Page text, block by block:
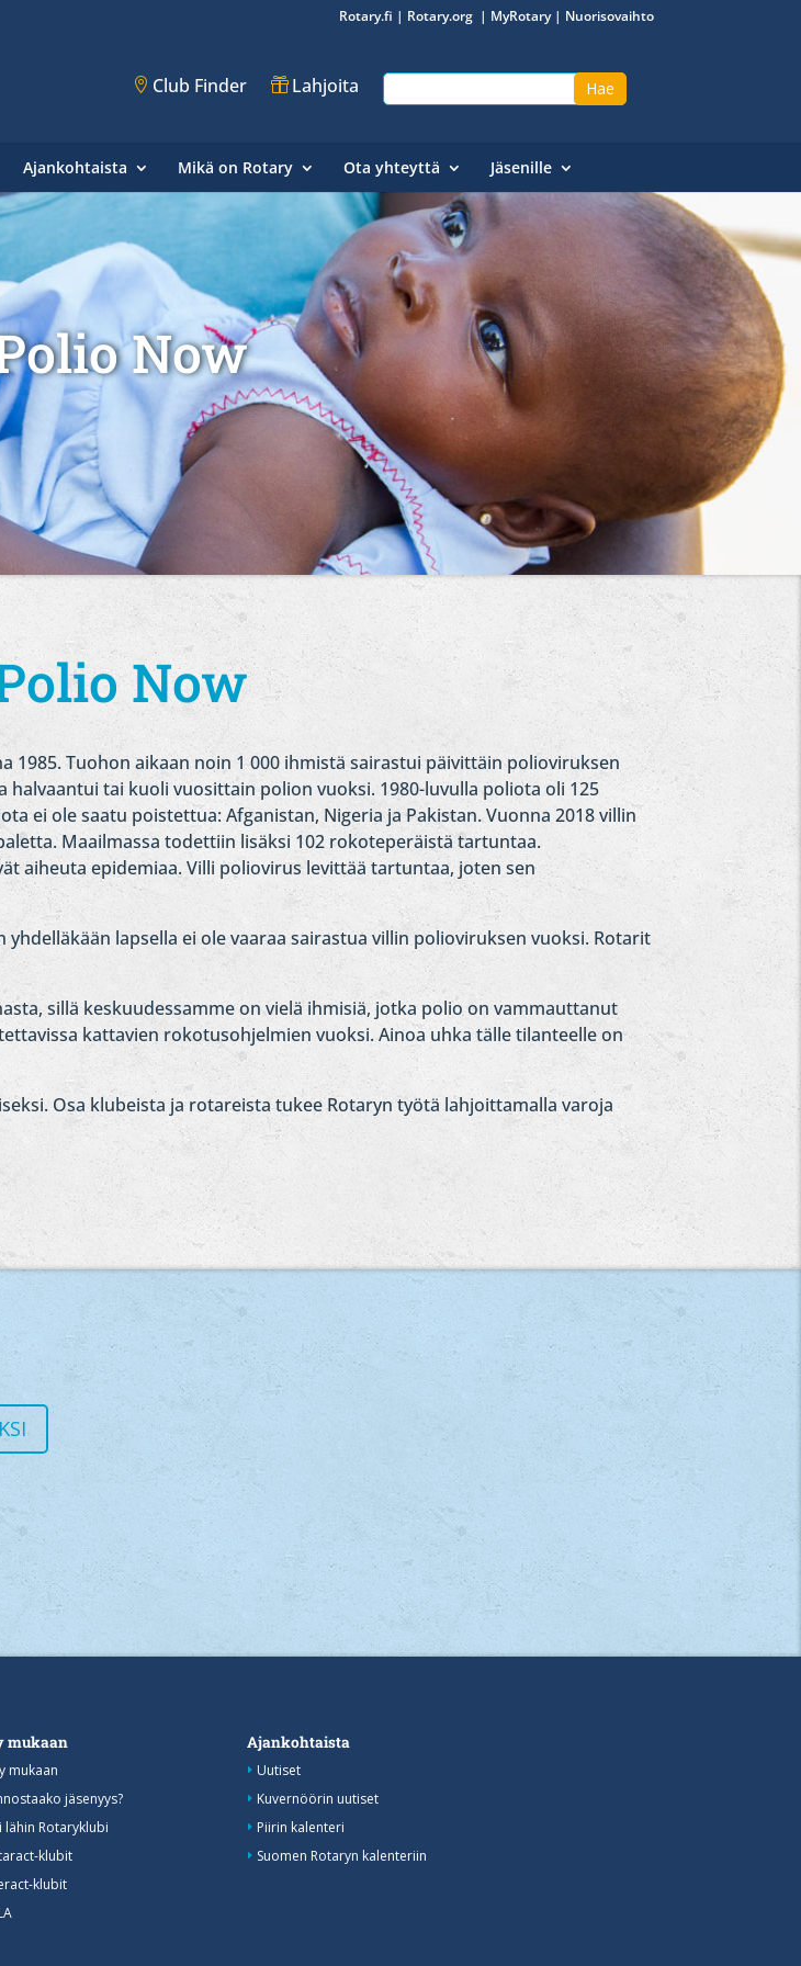
Rotary.fi | Rotary.org | MyRotary| Nuorisovaihto
Club Finder Lahjoita
Ajankohtaista Mikä on Rotary Ota yhteyttä Jäsenille
Now
Now
Tuohon aikaan noin 1 000 ihmistä sairastui päivittäin polioviruksen
tai kuoli vuosittain polion vuoksi. 1980-luvulla poliota oli 125
ei ole saatu poistettua: Afganistan, Nigeria ja Pakistan. Vuonna 2018 villin
Maailmassa todettiin lisäksi 102 rokoteperäistä tartuntaa.
aiheuta epidemiaa. Villi poliovirus levittää tartuntaa, joten sen
lapsella ei ole vaaraa sairastua villin polioviruksen vuoksi. Rotarit
sillä keskuudessamme on vielä ihmisiä, jotka polio on vammauttanut
kattavien rokotusohjelmien vuoksi. Ainoa uhka tälle tilanteelle on
Osa klubeista ja rotareista tukee Rotaryn työtä lahjoittamalla varoja
mukaan
mukaan
jäsenyys?
lähin Rotaryklubi
klubit
klubit
Ajankohtaista
Uutiset
Kuvernöörin uutiset
Piirin kalenteri
Suomen Rotaryn kalenteriin